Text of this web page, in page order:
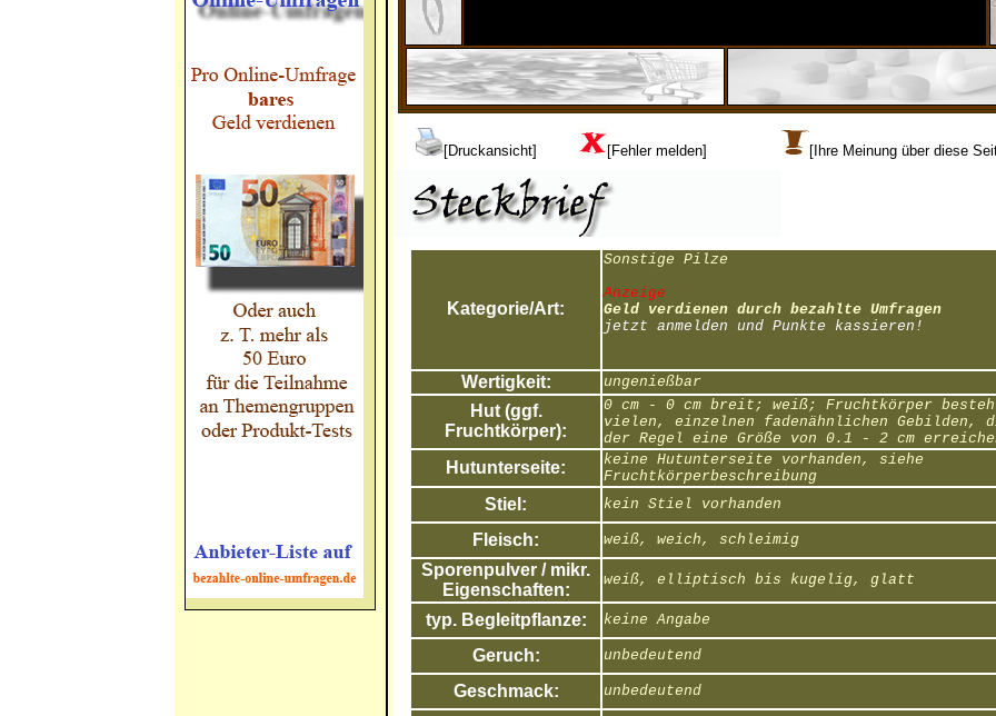
[Druckansicht] [Fehler melden] [Ihre Meinung über diese
Kategorie/Art:
Sonstige Pilze
Anzeige
Geld verdienen durch bezahlte Umfragen
jetzt anmelden und Punkte kassieren!
Wertigkeit: ungenießbar
Hut (ggf.
Fruchtkörper):
0 cm - 0 cm breit; weiß; Fruchtkörper
vielen, einzelnen fadenähnlichen Gebilden,
der Regel eine Größe von 0.1 - 2 cm
Hutunterseite:
keine Hutunterseite vorhanden, siehe
Fruchtkörperbeschreibung
Stiel: kein Stiel vorhanden
Fleisch: weiß, weich, schleimig
Sporenpulver / mikr.
Eigenschaften:
weiß, elliptisch bis kugelig, glatt
typ. Begleitpflanze: keine Angabe
Geruch: unbedeutend
Geschmack: unbedeutend